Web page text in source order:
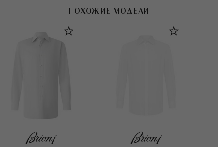
ПОХОЖИЕ МОДЕЛИ